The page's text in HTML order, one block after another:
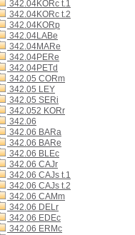
342.04KORc t.1
342.04KORc t.2
342.04KORp
342.04LABe
342.04MARe
342.04PERe
342.04PETd
342.05 CORm
342.05 LEY
342.05 SERi
342.052 KORr
342.06
342.06 BARa
342.06 BARe
342.06 BLEc
342.06 CAJr
342.06 CAJs t.1
342.06 CAJs t.2
342.06 CAMm
342.06 DELr
342.06 EDEc
342.06 ERMc